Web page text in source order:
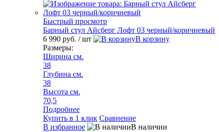
Быстрый просмотр
Барный стул Айсберг Лофт 03 черный/коричневый
6 990 руб. / шт
В корзину
Размеры:
Ширина см.
38
Глубина см.
38
Высота см.
70,5
Подробнее
Купить в 1 клик Сравнение
В избранное
В наличии